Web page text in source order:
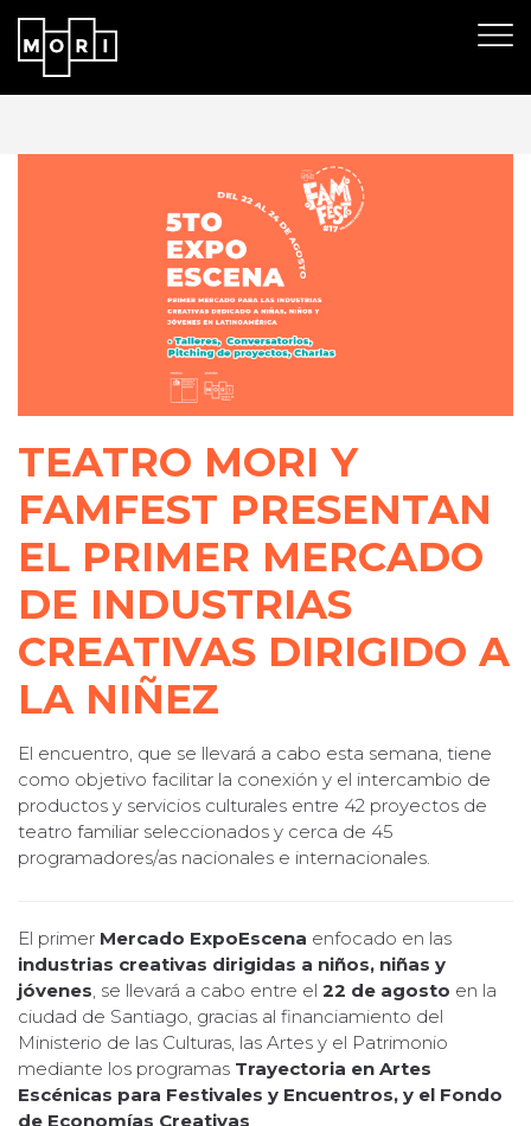
TEATRO MORI Y
FAMFEST PRESENTAN
EL PRIMER MERCADO
DE INDUSTRIAS
CREATIVAS DIRIGIDO A
LA NIÑEZ
El encuentro, que se llevará a cabo esta semana, tiene
como objetivo facilitar la conexión y el intercambio de
productos y servicios culturales entre 42 proyectos de
teatro familiar seleccionados y cerca de 45
programadores/as nacionales e internacionales.
El primer Mercado ExpoEscena enfocado en las
industrias creativas dirigidas a niños, niñas y
jóvenes, se llevará a cabo entre el 22 de agosto en la
ciudad de Santiago, gracias al financiamiento del
Ministerio de las Culturas, las Artes y el Patrimonio
mediante los programas Trayectoria en Artes
Escénicas para Festivales y Encuentros, y el Fondo
de Economías Creativas.